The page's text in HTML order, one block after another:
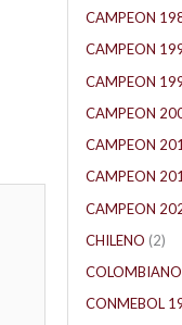
CAMPEON
CAMPEON
CAMPEON
CAMPEON
CAMPEON
CAMPEON
CAMPEON
CHILENO (2)
COLOMBIANO
CONMEBOL